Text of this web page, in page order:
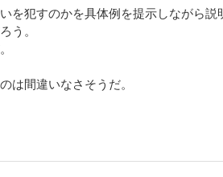
犯すのかを具体例を提示しながら説
う。
は間違いなさそうだ。